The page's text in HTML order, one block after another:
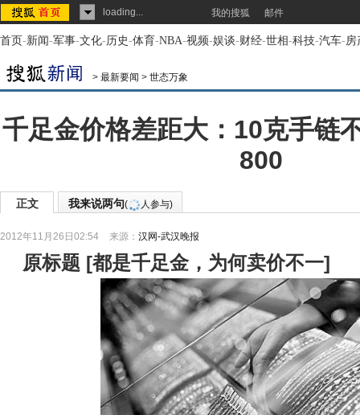
loading... 我的搜狐 邮件
首页-新闻-军事-文化-历史-体育-NBA-视频-娱谈-财经-世相-科技-汽车-房
> 最新要闻 > 世态万象
千足金价格差距大：10克手链
800
正文 我来说两句( 人参与)
2012年11月26日02:54 来源： 汉网-武汉晚报
原标题 [都是千足金，为何卖价不一]